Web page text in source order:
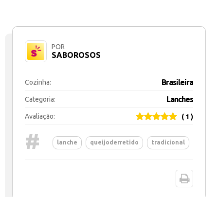
POR
SABOROSOS
Cozinha: Brasileira
Categoria: Lanches
Avaliação: ( 1 )
# lanche queijoderretido tradicional